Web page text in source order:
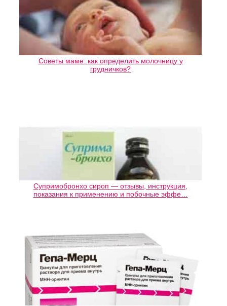
Советы маме: как определить молочницу у
грудничков?
Супримобронхо сироп — отзывы, инструкция,
показания к применению и побочные эффе…